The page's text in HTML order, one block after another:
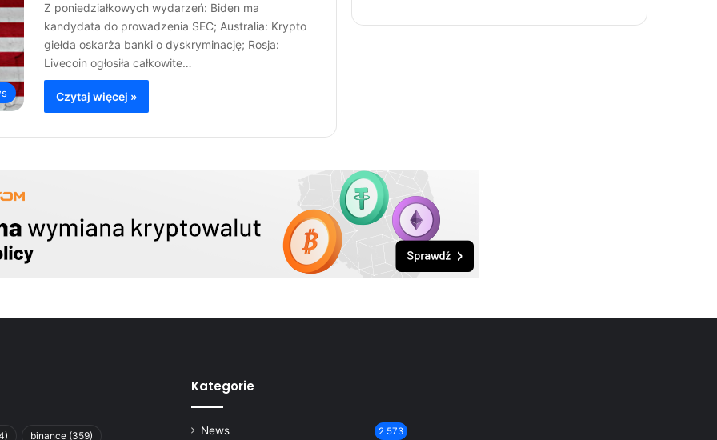
Z poniedziałkowych wydarzeń: Biden ma
kandydata do prowadzenia SEC; Australia: Krypto
giełda oskarża banki o dyskryminację; Rosja:
Livecoin ogłosiła całkowite…
Czytaj więcej »
binance (359)
Kategorie
News 2 573